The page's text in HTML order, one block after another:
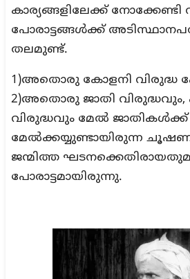
കാര്യങ്ങളിലേക്ക്
പോരാട്ടങ്ങൾക്ക്
തലമുണ്ട്.
1)അതൊരു കോളനി വിരുദ്ധ
2)അതൊരു ജാതി
വിരുദ്ധവും മേൽ ജാതികൾക്ക്
മേൽക്കയ്യുണ്ടായിരുന്ന
ജന്മിത്ത
പോരാട്ടമായിരുന്നു.